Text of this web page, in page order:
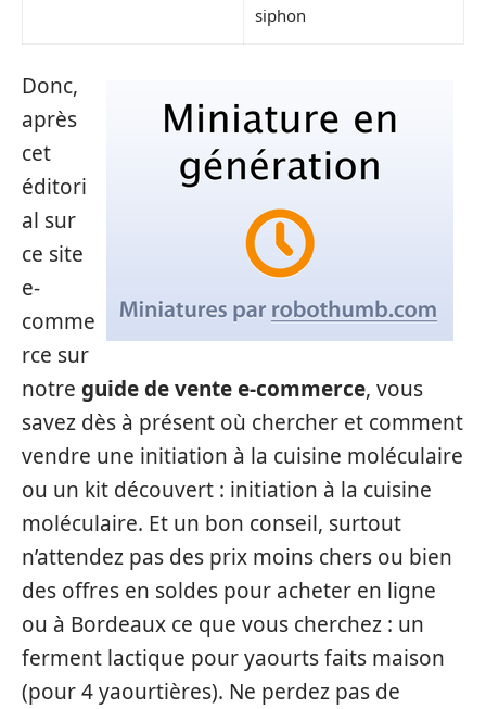
siphon
Donc,
après
cet
éditori
al sur
ce site
e-
comme
rce sur
notre guide de vente e-commerce, vous
savez dès à présent où chercher et comment
vendre une initiation à la cuisine moléculaire
ou un kit découvert : initiation à la cuisine
moléculaire. Et un bon conseil, surtout
n’attendez pas des prix moins chers ou bien
des offres en soldes pour acheter en ligne
ou à Bordeaux ce que vous cherchez : un
ferment lactique pour yaourts faits maison
(pour 4 yaourtières). Ne perdez pas de